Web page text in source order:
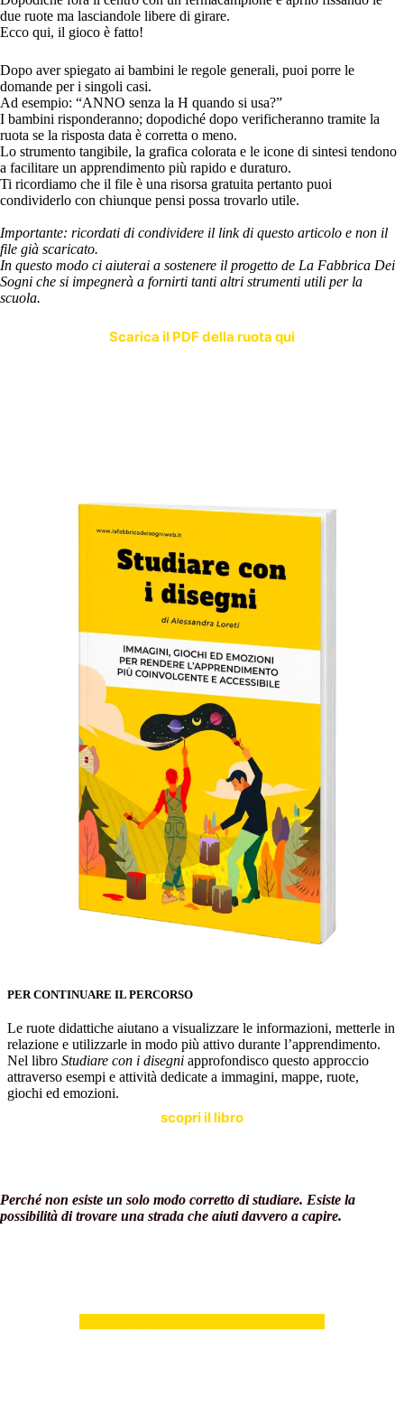
due ruote ma lasciandole libere di girare.
Ecco qui, il gioco è fatto!
Dopo aver spiegato ai bambini le regole generali, puoi porre le
domande per i singoli casi.
Ad esempio: “ANNO senza la H quando si usa?”
I bambini risponderanno; dopodiché dopo verificheranno tramite la
ruota se la risposta data è corretta o meno.
Lo strumento tangibile, la grafica colorata e le icone di sintesi tendono
a facilitare un apprendimento più rapido e duraturo.
Ti ricordiamo che il file è una risorsa gratuita pertanto puoi
condividerlo con chiunque pensi possa trovarlo utile.
Importante: ricordati di condividere il link di questo articolo e non il
file già scaricato.
In questo modo ci aiuterai a sostenere il progetto de La Fabbrica Dei
Sogni che si impegnerà a fornirti tanti altri strumenti utili per la
scuola.
Scarica il PDF della ruota qui
PER CONTINUARE IL PERCORSO
Le ruote didattiche aiutano a visualizzare le informazioni, metterle in
relazione e utilizzarle in modo più attivo durante l’apprendimento.
Nel libro Studiare con i disegni approfondisco questo approccio
attraverso esempi e attività dedicate a immagini, mappe, ruote,
giochi ed emozioni.
scopri il libro
Perché non esiste un solo modo corretto di studiare. Esiste la
possibilità di trovare una strada che aiuti davvero a capire.